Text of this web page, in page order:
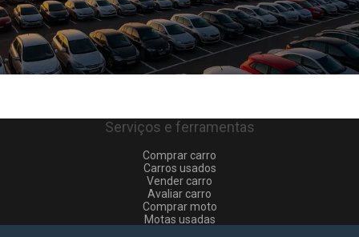
Serviços e ferramentas
Comprar carro
Carros usados
Vender carro
Avaliar carro
Comprar moto
Motas usadas